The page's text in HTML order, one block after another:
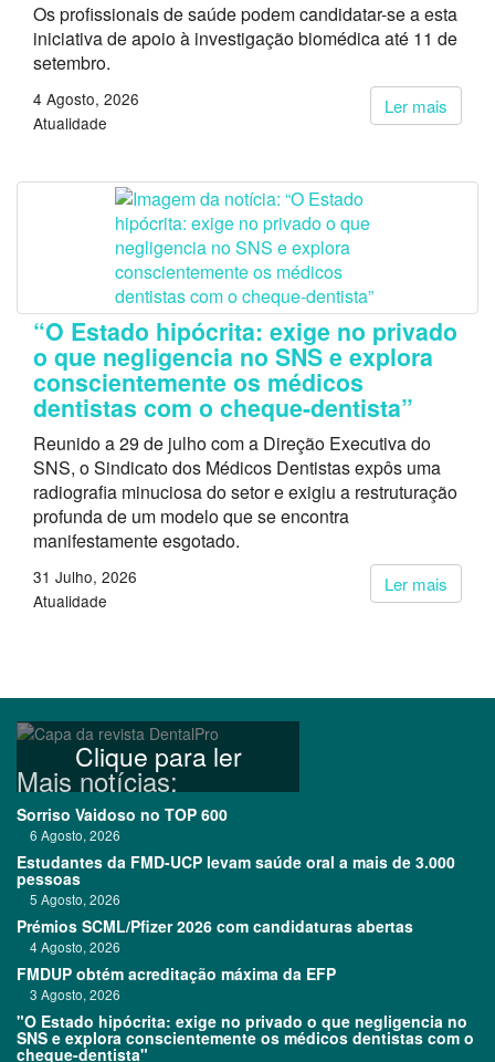
Os profissionais de saúde podem candidatar-se a esta
iniciativa de apoio à investigação biomédica até 11 de
setembro.
Ler mais
4 Agosto, 2026
Atualidade
“O Estado hipócrita: exige no privado
o que negligencia no SNS e explora
conscientemente os médicos
dentistas com o cheque-dentista”
Reunido a 29 de julho com a Direção Executiva do
SNS, o Sindicato dos Médicos Dentistas expôs uma
radiografia minuciosa do setor e exigiu a restruturação
profunda de um modelo que se encontra
manifestamente esgotado.
Ler mais
31 Julho, 2026
Atualidade
Clique para ler
Mais notícias:
Sorriso Vaidoso no TOP 600
6 Agosto, 2026
Estudantes da FMD-UCP levam saúde oral a mais de 3.000
pessoas
5 Agosto, 2026
Prémios SCML/Pfizer 2026 com candidaturas abertas
4 Agosto, 2026
FMDUP obtém acreditação máxima da EFP
3 Agosto, 2026
"O Estado hipócrita: exige no privado o que negligencia no
SNS e explora conscientemente os médicos dentistas com o
cheque-dentista"